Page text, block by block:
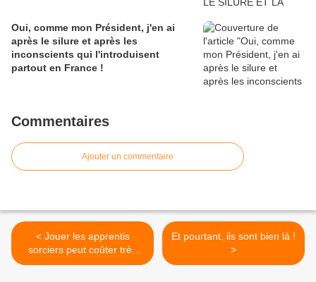
Oui, comme mon Président, j'en ai
après le silure et après les
inconscients qui l'introduisent
partout en France !
Commentaires
Ajouter un commentaire
< Jouer les apprentis
sorciers peut coûter très
cher mais aussi rapporter
Et pourtant, ils sont bien là !
>